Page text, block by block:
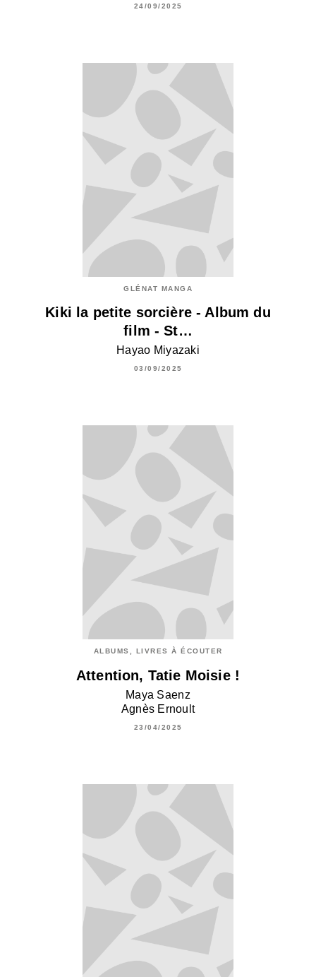
24/09/2025
GLÉNAT MANGA
Kiki la petite sorcière - Album du
film - St…
Hayao Miyazaki
03/09/2025
ALBUMS, LIVRES À ÉCOUTER
Attention, Tatie Moisie !
Maya Saenz
Agnès Ernoult
23/04/2025